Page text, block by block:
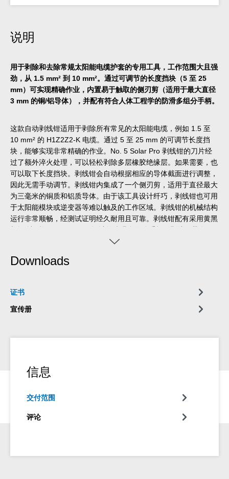
说明
用于剥除和去除常规太阳能电缆护套的专用工具，工作范围大且强
劲，从 1.5 mm² 到 10 mm²。通过可调节的长度挡块（5 至 25
mm）可实现精确作业，内置易于触取的侧刃剪（适用于最大直径
3 mm 的铜/铝导体），并配有符合人体工程学的防滑多组分手柄。
这款自动剥线钳适用于剥除所有常见的太阳能电缆，例如 1.5 至
10 mm² 的 H1Z2Z2-K 电缆。通过 5 至 25 mm 的可调节长度挡
块，能够实现非常精确的作业。No. 5 Solar Pro 剥线钳的刀片经
过了额外淬火处理，可以轻松剥除多层橡胶绝缘层。如果需要，也
可以取下长度挡块。剥线钳会自动根据相应的导体截面进行调整，
因此无需手动调节。剥线钳内集成了一个侧刃剪，适用于直径最大
为三毫米的铜质和铝质导体。由于该工具设计纤巧，剥线钳也可用
于太阳能模块或逆变器等难以触及的工作区域。剥线钳的机械结构
运行非常顺畅，经测试证明经久耐用且可靠。剥线钳配有采用黄黑
个孔眼，可连接防坠落带，并配备了用于个性化定制工具的标签区
系列的所有剥线钳一样，其镀锌刀片均可更换。
Downloads
证书
宣传册
信息
交付范围
评论